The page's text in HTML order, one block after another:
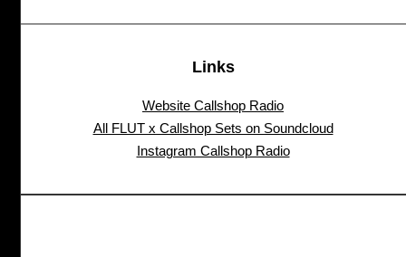
Links
Website Callshop Radio
All FLUT x Callshop Sets on Soundcloud
Instagram Callshop Radio